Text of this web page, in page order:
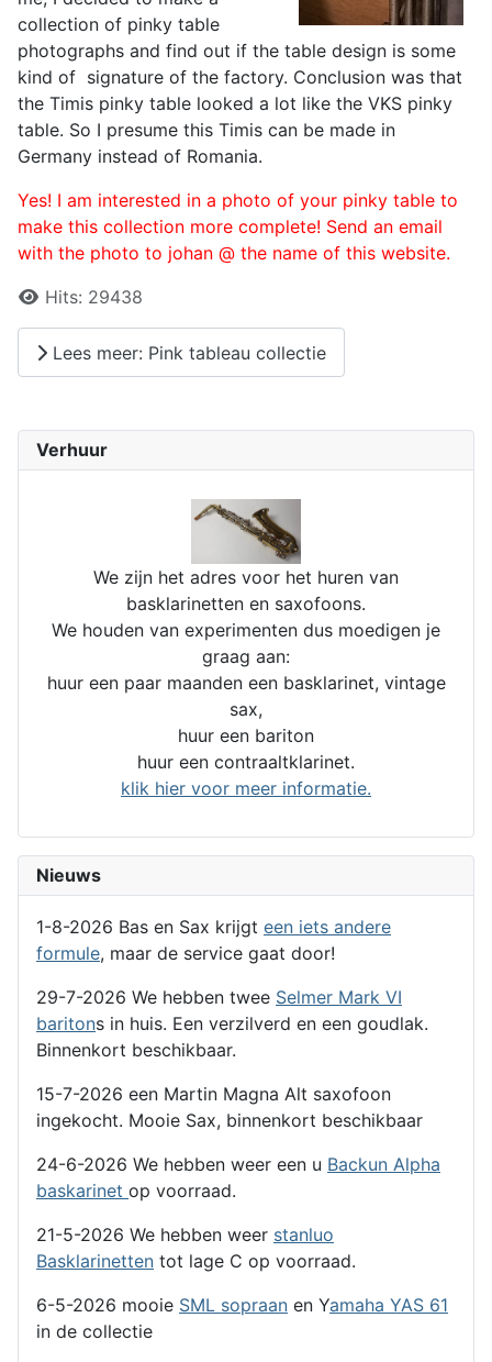
Verhuur
We zijn het adres voor het huren van
basklarinetten en saxofoons.
We houden van experimenten dus moedigen je
graag aan:
huur een paar maanden een basklarinet, vintage
sax,
huur een bariton
huur een contraaltklarinet.
klik hier voor meer informatie.
Nieuws
1-8-2026 Bas en Sax krijgt een iets andere
formule, maar de service gaat door!
29-7-2026 We hebben twee Selmer Mark VI
baritons in huis. Een verzilverd en een goudlak.
Binnenkort beschikbaar.
15-7-2026 een Martin Magna Alt saxofoon
ingekocht. Mooie Sax, binnenkort beschikbaar
24-6-2026 We hebben weer een u Backun Alpha
baskarinet op voorraad.
21-5-2026 We hebben weer stanluo
Basklarinetten tot lage C op voorraad.
6-5-2026 mooie SML sopraan en Yamaha YAS 61
in de collectie
collection of pinky table
photographs and find out if the table design is some
kind of signature of the factory. Conclusion was that
the Timis pinky table looked a lot like the VKS pinky
table. So I presume this Timis can be made in
Germany instead of Romania.
Yes! I am interested in a photo of your pinky table to
make this collection more complete! Send an email
with the photo to johan @ the name of this website.
Details
Hits: 29438
Lees meer: Pink tableau collectie